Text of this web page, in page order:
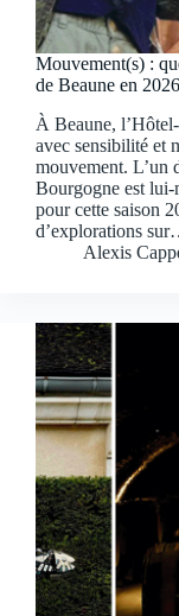
Mouvement(s) :
de Beaune en
À Beaune,
avec sensibilité et
mouvement. L’un
Bourgogne est lui-
pour cette saison
d’explorations
Alexis